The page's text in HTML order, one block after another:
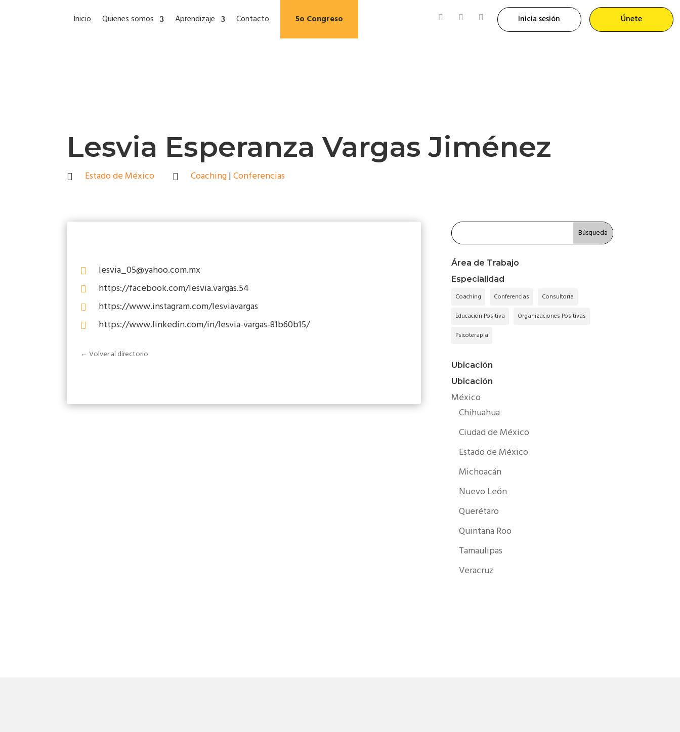
Inicio Quienes somos Aprendizaje Contacto 5o Congreso Inicia sesión Únete
Lesvia Esperanza Vargas Jiménez
 Estado de México  Coaching|Conferencias
 lesvia_05@yahoo.com.mx
 https://facebook.com/lesvia.vargas.54
 https://www.instagram.com/lesviavargas
 https://www.linkedin.com/in/lesvia-vargas-81b60b15/
← Volver al directorio
Área de Trabajo
Especialidad
Coaching Conferencias
Consultoría
Educación Positiva
Organizaciones Positivas
Psicoterapia
Ubicación
Ubicación
México
Chihuahua
Ciudad de México
Estado de México
Michoacán
Nuevo León
Querétaro
Quintana Roo
Tamaulipas
Veracruz